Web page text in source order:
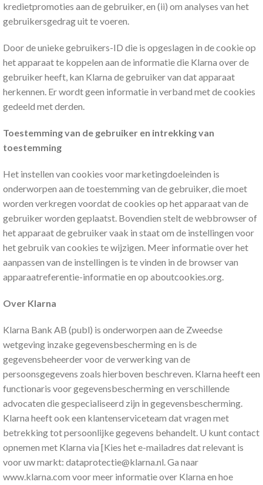
kredietpromoties aan de gebruiker, en (ii) om analyses van het
gebruikersgedrag uit te voeren.
Door de unieke gebruikers-ID die is opgeslagen in de cookie op
het apparaat te koppelen aan de informatie die Klarna over de
gebruiker heeft, kan Klarna de gebruiker van dat apparaat
herkennen. Er wordt geen informatie in verband met de cookies
gedeeld met derden.
Toestemming van de gebruiker en intrekking van
toestemming
Het instellen van cookies voor marketingdoeleinden is
onderworpen aan de toestemming van de gebruiker, die moet
worden verkregen voordat de cookies op het apparaat van de
gebruiker worden geplaatst. Bovendien stelt de webbrowser of
het apparaat de gebruiker vaak in staat om de instellingen voor
het gebruik van cookies te wijzigen. Meer informatie over het
aanpassen van de instellingen is te vinden in de browser van
apparaatreferentie-informatie en op aboutcookies.org.
Over Klarna
Klarna Bank AB (publ) is onderworpen aan de Zweedse
wetgeving inzake gegevensbescherming en is de
gegevensbeheerder voor de verwerking van de
persoonsgegevens zoals hierboven beschreven. Klarna heeft een
functionaris voor gegevensbescherming en verschillende
advocaten die gespecialiseerd zijn in gegevensbescherming.
Klarna heeft ook een klantenserviceteam dat vragen met
betrekking tot persoonlijke gegevens behandelt. U kunt contact
opnemen met Klarna via [Kies het e-mailadres dat relevant is
voor uw markt: dataprotectie@klarna.nl. Ga naar
www.klarna.com voor meer informatie over Klarna en hoe